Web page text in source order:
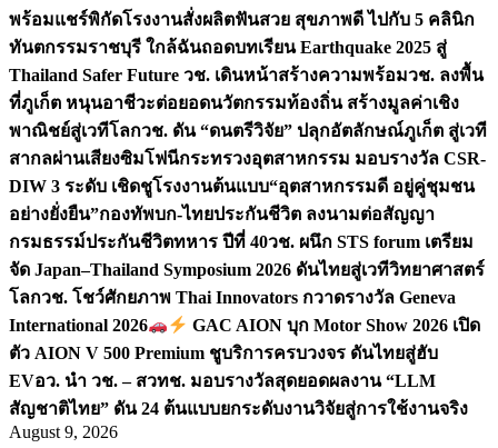
พร้อมแชร์พิกัดโรงงานสั่งผลิตฟันสวย สุขภาพดี ไปกับ 5 คลินิก
ทันตกรรมราชบุรี ใกล้ฉันถอดบทเรียน Earthquake 2025 สู่
Thailand Safer Future วช. เดินหน้าสร้างความพร้อมวช. ลงพื้น
ที่ภูเก็ต หนุนอาชีวะต่อยอดนวัตกรรมท้องถิ่น สร้างมูลค่าเชิง
พาณิชย์สู่เวทีโลกวช. ดัน “ดนตรีวิจัย” ปลุกอัตลักษณ์ภูเก็ต สู่เวที
สากลผ่านเสียงซิมโฟนีกระทรวงอุตสาหกรรม มอบรางวัล CSR-
DIW 3 ระดับ เชิดชูโรงงานต้นแบบ“อุตสาหกรรมดี อยู่คู่ชุมชน
อย่างยั่งยืน”กองทัพบก-ไทยประกันชีวิต ลงนามต่อสัญญา
กรมธรรม์ประกันชีวิตทหาร ปีที่ 40วช. ผนึก STS forum เตรียม
จัด Japan–Thailand Symposium 2026 ดันไทยสู่เวทีวิทยาศาสตร์
โลกวช. โชว์ศักยภาพ Thai Innovators กวาดรางวัล Geneva
International 2026
GAC AION บุก Motor Show 2026 เปิด
ตัว AION V 500 Premium ชูบริการครบวงจร ดันไทยสู่ฮับ
EVอว. นำ วช. – สวทช. มอบรางวัลสุดยอดผลงาน “LLM
สัญชาติไทย” ดัน 24 ต้นแบบยกระดับงานวิจัยสู่การใช้งานจริง
August 9, 2026